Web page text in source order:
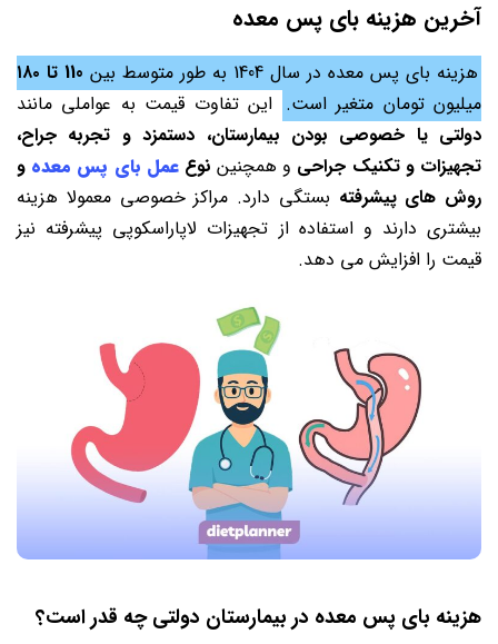
آخرین هزینه بای پس معده
هزینه بای پس معده در سال 1404 به طور متوسط بین
110 تا ۱۸۰
میلیون تومان متغیر است. این تفاوت قیمت به عواملی مانند
دولتی یا خصوصی بودن بیمارستان، دستمزد و تجربه جراح،
تجهیزات و تکنیک جراحی و همچنین نوععمل بای پس معده و
روش های پیشرفته بستگی دارد. مراکز خصوصی معمولا هزینه
بیشتری دارند و استفاده از تجهیزات لاپاراسکوپی پیشرفته نیز
قیمت را افزایش می دهد.
هزینه بای پس معده در بیمارستان دولتی چه قدر است؟